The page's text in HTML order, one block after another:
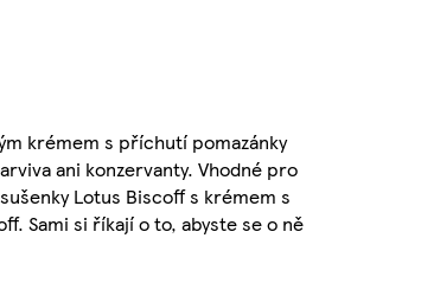
krémem s příchutí pomazánky
ani konzervanty. Vhodné pro
Lotus Biscoff s krémem s
Sami si říkají o to, abyste se o ně